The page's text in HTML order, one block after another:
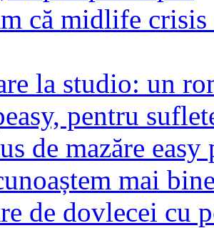
că midlife crisis
la studio: un
pentru
de mazăre easy
mai
de dovlecei cu